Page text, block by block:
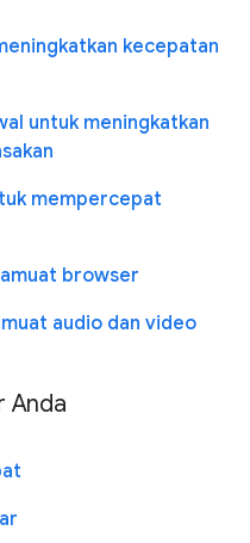
kecepatan
untuk meningkatkan
mempercepat
browser
audio dan video
Anda